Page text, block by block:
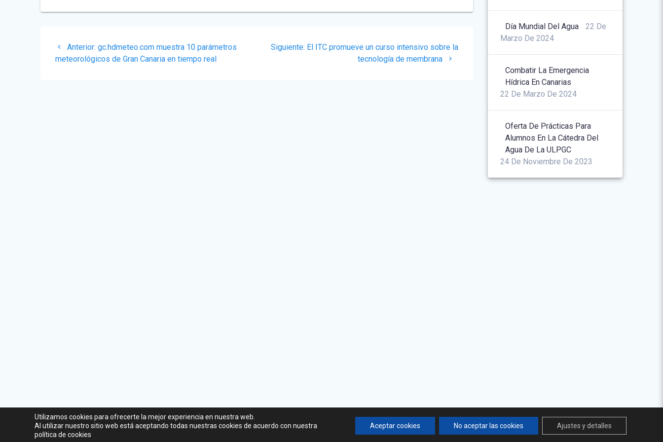
Navegación
de
Anterior: Post
anterior:
gc.hdmeteo.com muestra 10 parámetros
meteorológicos de Gran Canaria en tiempo real
Siguiente: Siguiente
El ITC promueve un curso intensivo sobre la
tecnología de membrana
Día Mundial Del Agua
22 De
Marzo De 2024
Combatir La Emergencia
Hídrica En Canarias
22 De Marzo De 2024
Oferta De Prácticas Para
Alumnos En La Cátedra Del
Agua De La ULPGC
24 De Noviembre De 2023
Utilizamos cookies para ofrecerte la mejor experiencia en nuestra web.
Al utilizar nuestro sitio web está aceptando todas nuestras cookies de acuerdo con nuestra
política de cookies
Aceptar cookies No aceptar las cookies Ajustes y detalles